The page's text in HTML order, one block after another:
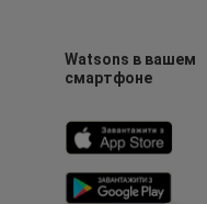
Watsons в вашем
смартфоне